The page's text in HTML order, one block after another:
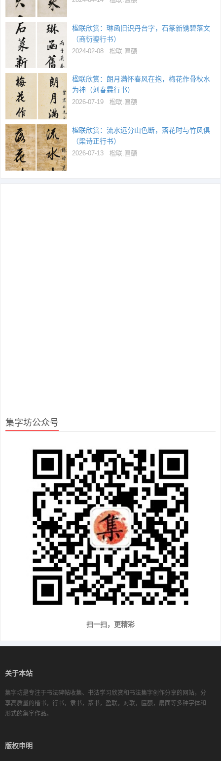
楹联欣赏：琳函旧识丹台字，石篆新镌碧落文
（商衍鎏行书）
2024-02-08 楹联.匾额
楹联欣赏：朗月满怀春风在抱，梅花作骨秋水
为神（刘春霖行书）
2026-07-19 楹联.匾额
楹联欣赏：流水远分山色断，落花时与竹风俱
（梁诗正行书）
2026-07-13 楹联.匾额
集字坊公众号
扫一扫，更精彩
关于本站
集字坊是专注于书法碑帖收集、书法学习欣赏和书法集字创作分享的网站，分
享高质量的楷书，行书，隶书，篆书，盈联，对联，匾额，扇面等多种字体和
形式的集字作品。
版权申明